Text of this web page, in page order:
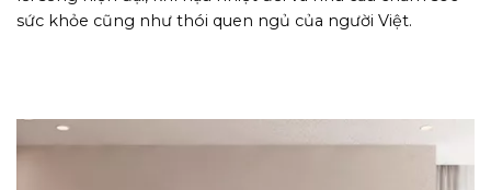
sức khỏe cũng như thói quen ngủ của người Việt.